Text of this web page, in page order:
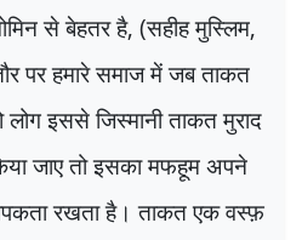
से बेहतर है, (सहीह मुस्लिम,
पर हमारे समाज में जब ताकत
लोग इससे जिस्मानी ताकत मुराद
जाए तो इसका मफहूम अपने
रखता है। ताकत एक वस्फ़